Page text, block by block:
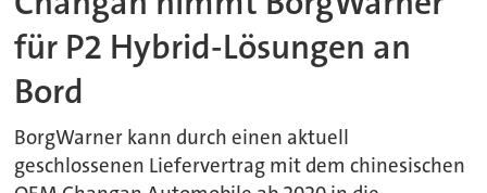
für P2 Hybrid-Lösungen an
Bord
BorgWarner kann durch einen aktuell
geschlossenen Liefervertrag mit dem chinesischen